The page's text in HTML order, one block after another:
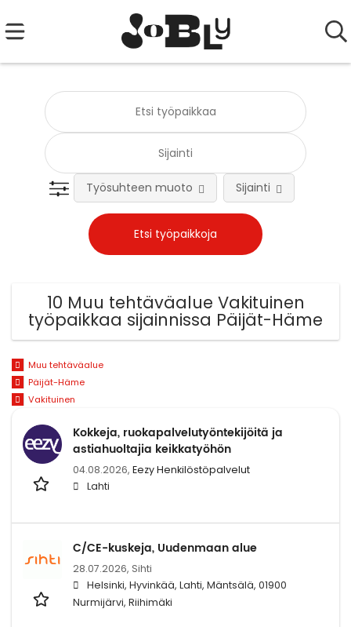
Työsuhteen muoto Sijainti
10 Muu tehtäväalue Vakituinen
työpaikkaa sijainnissa Päijät-Häme
Muu tehtäväalue
Päijät-Häme
Vakituinen
Kokkeja, ruokapalvelutyöntekijöitä ja
astiahuoltajia keikkatyöhön
04.08.2026, Eezy Henkilöstöpalvelut
Lahti
C/CE-kuskeja, Uudenmaan alue
28.07.2026, Sihti
Helsinki, Hyvinkää, Lahti, Mäntsälä, 01900
Nurmijärvi, Riihimäki